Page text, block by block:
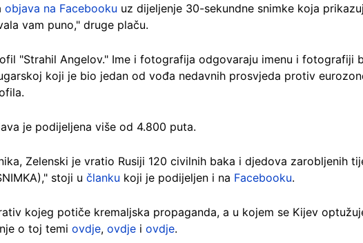
objava na Facebooku uz dijeljenje 30-sekundne snimke koja
vam puno," druge plaču.
"Strahil Angelov." Ime i fotografija odgovaraju imenu i fotografiji
koji je bio jedan od vođa nedavnih prosvjeda protiv
je podijeljena više od 4.800 puta.
Zelenski je vratio Rusiji 120 civilnih baka i djedova zarobljenih
stoji u članku koji je podijeljen i na Facebooku.
kojeg potiče kremaljska propaganda, a u kojem se Kijev
o toj temi ovdje, ovdje i ovdje.